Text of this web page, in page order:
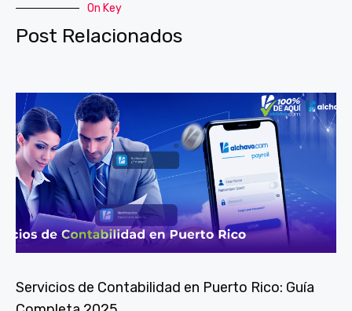
On Key
Post Relacionados
Servicios de Contabilidad en Puerto Rico: Guía